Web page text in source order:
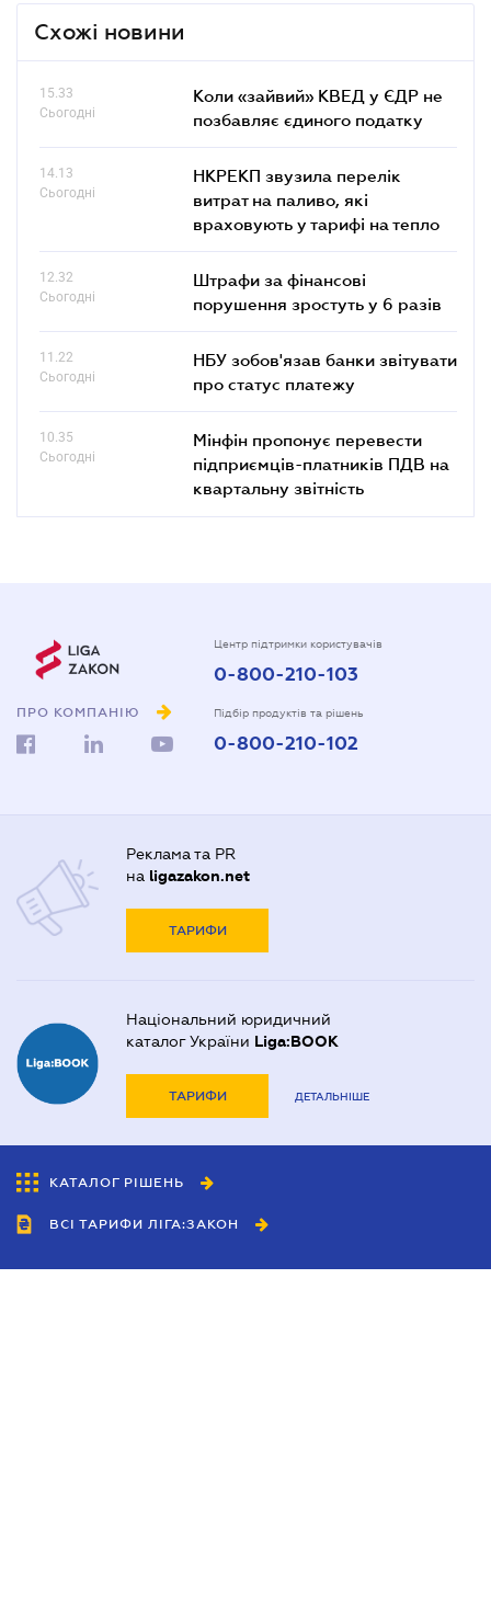
Схожі новини
15.33
Сьогодні
Коли «зайвий» КВЕД у ЄДР не
позбавляє єдиного податку
14.13
Сьогодні
НКРЕКП звузила перелік
витрат на паливо, які
враховують у тарифі на тепло
12.32
Сьогодні
Штрафи за фінансові
порушення зростуть у 6 разів
11.22
Сьогодні
НБУ зобов'язав банки звітувати
про статус платежу
10.35
Сьогодні
Мінфін пропонує перевести
підприємців-платників ПДВ на
квартальну звітність
ПРО КОМПАНІЮ
Центр підтримки користувачів
0-800-210-103
Підбір продуктів та рішень
0-800-210-102
Реклама та PR
на ligazakon.net
ТАРИФИ
Національний юридичний
каталог України Liga:BOOK
ТАРИФИ ДЕТАЛЬНІШЕ
КАТАЛОГ РІШЕНЬ
ВСІ ТАРИФИ ЛІГА:ЗАКОН